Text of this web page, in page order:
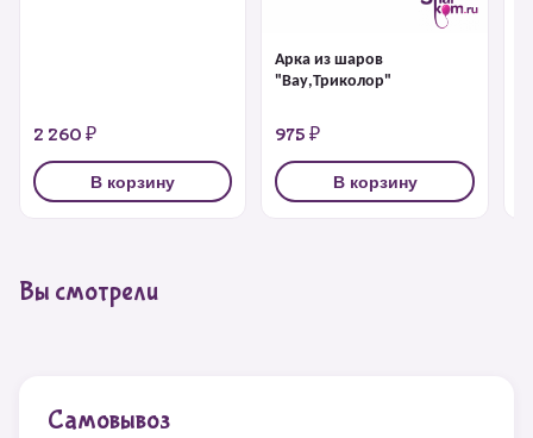
2 260 ₽
В корзину
Арка из шаров
"Вау,Триколор"
975 ₽
В корзину
Вы смотрели
Самовывоз